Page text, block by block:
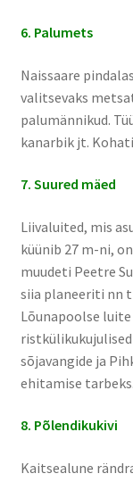
6. Palumets
Naissaare
valitsevaks
palumännikud.
kanarbik jt.
7. Suured mäed
Liivaluited, mis
küünib 27 m-ni,
muudeti Peetre
siia planeeriti nn
Lõunapoolse luite
sõjavangide ja
ehitamise tarbeks.
8. Põlendikukivi
Kaitsealune